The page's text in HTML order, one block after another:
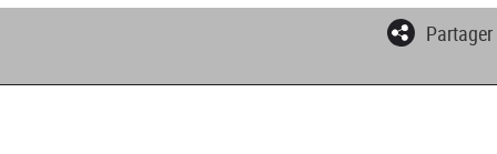
Partager